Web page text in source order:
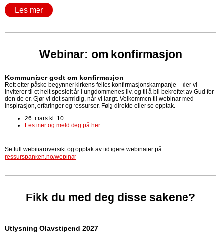
Les mer
Webinar: om konfirmasjon
Kommuniser godt om konfirmasjon
Rett etter påske begynner kirkens felles konfirmasjonskampanje – der vi
inviterer til et helt spesielt år i ungdommenes liv, og til å bli bekreftet av Gud for
den de er. Gjør vi det samtidig, når vi langt. Velkommen til webinar med
inspirasjon, erfaringer og ressurser. Følg direkte eller se opptak.
26. mars kl. 10
Les mer og meld deg på her
Se full webinaroversikt og opptak av tidligere webinarer på
ressursbanken.no/webinar
Fikk du med deg disse sakene?
Utlysning Olavstipend 2027